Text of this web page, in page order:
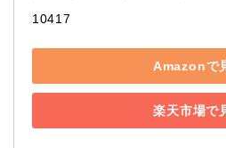
10417
Amazonで
楽天市場で